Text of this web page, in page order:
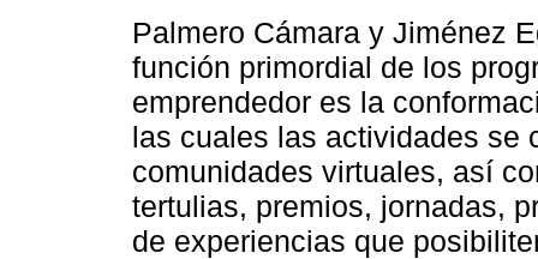
Palmero Cámara y Jiménez
función primordial de los
emprendedor es la
las cuales las actividades se
comunidades virtuales, así
tertulias, premios, jornadas,
de experiencias que